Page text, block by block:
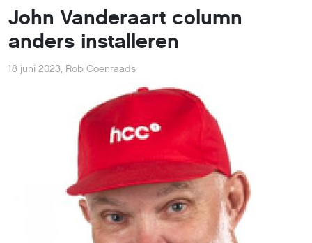
John Vanderaart column
anders installeren
18 juni 2023, Rob Coenraads